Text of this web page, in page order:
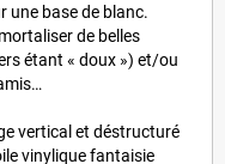
une base de blanc.
de belles
étant « doux ») et/ou
vertical et déstructuré
vinylique fantaisie